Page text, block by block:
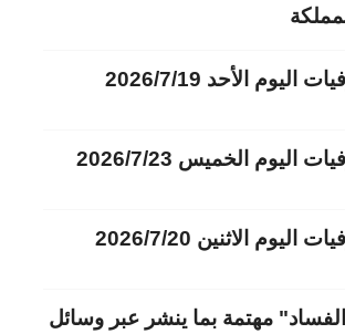
اليوم الأحد 2026/7/19
اليوم الخميس 2026/7/23
اليوم الاثنين 2026/7/20
مهتمة بما ينشر عبر وسائل